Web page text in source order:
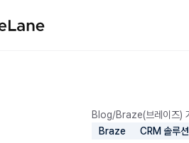
Blog/Braze(브레이즈)
Braze
CRM 솔루